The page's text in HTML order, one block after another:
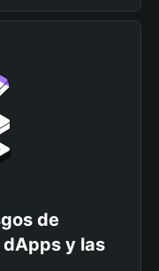
de
y las